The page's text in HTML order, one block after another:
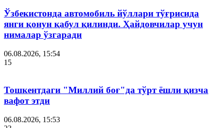
Ўзбекистонда автомобиль йўллари тўғрисида
янги қонун қабул қилинди. Ҳайдовчилар учун
нималар ўзгаради
06.08.2026, 15:54
15
Тошкентдаги "Миллий боғ"да тўрт ёшли қизча
вафот этди
06.08.2026, 15:53